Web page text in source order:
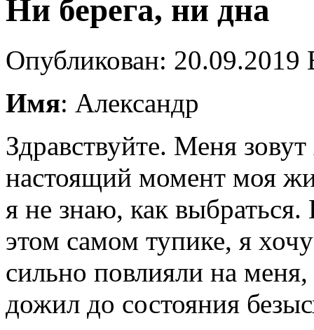
Ни берега, ни дна
Опубликован:
Имя: Александр
Здравствуйте. Меня
настоящий момент моя
я не знаю, как выбраться.
этом самом тупике, я
сильно повлияли на меня,
дожил до состояния